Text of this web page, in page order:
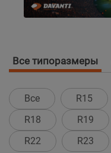
Все типоразмеры
Все R15
R18
R19
R22
R23